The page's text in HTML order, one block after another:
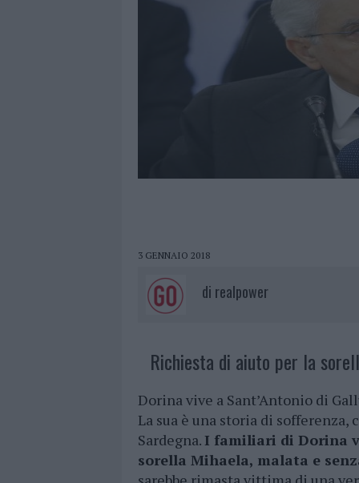
3 GENNAIO 2018
di realpower
Richiesta di aiuto per la
Dorina vive a Sant’Antonio di
La sua è una storia di
Sardegna. I familiari di Dorina
sorella Mihaela, malata e